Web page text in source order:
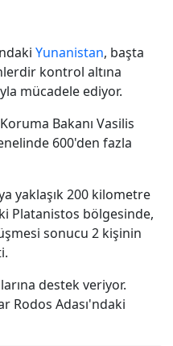
Yunanistan, başta
kontrol altına
mücadele ediyor.
Bakanı Vasilis
600'den fazla
yaklaşık 200 kilometre
Platanistos bölgesinde,
sonucu 2 kişinin
destek veriyor.
Rodos Adası'ndaki